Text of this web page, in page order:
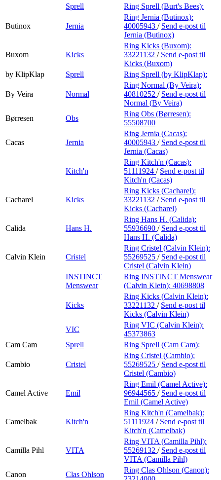
Sprell
Ring Sprell (Burt's Bees):
Butinox Jernia
Ring Jernia (Butinox):
40005943 / Send e-post til
Jernia (Butinox)
Buxom Kicks
Ring Kicks (Buxom):
33221132 / Send e-post til
Kicks (Buxom)
by KlipKlap
Sprell Ring Sprell (by KlipKlap):
By Veira Normal
Ring Normal (By Veira):
40810252 / Send e-post til
Normal (By Veira)
Børresen
Obs
Ring Obs (Børresen):
55508700
Cacas Jernia
Ring Jernia (Cacas):
40005943 / Send e-post til
Jernia (Cacas)
Kitch'n
Ring Kitch'n (Cacas):
51111924 / Send e-post til
Kitch'n (Cacas)
Cacharel Kicks
Ring Kicks (Cacharel):
33221132 / Send e-post til
Kicks (Cacharel)
Calida Hans H.
Ring Hans H. (Calida):
55936690 / Send e-post til
Hans H. (Calida)
Calvin Klein Cristel
Ring Cristel (Calvin Klein):
55269525 / Send e-post til
Cristel (Calvin Klein)
INSTINCT
Menswear
Ring INSTINCT Menswear
(Calvin Klein): 40698808
Kicks
Ring Kicks (Calvin Klein):
33221132 / Send e-post til
Kicks (Calvin Klein)
VIC
Ring VIC (Calvin Klein):
45373863
Cam Cam
Sprell Ring Sprell (Cam Cam):
Cambio Cristel
Ring Cristel (Cambio):
55269525 / Send e-post til
Cristel (Cambio)
Camel Active Emil
Ring Emil (Camel Active):
96944565 / Send e-post til
Emil (Camel Active)
Camelbak Kitch'n
Ring Kitch'n (Camelbak):
51111924 / Send e-post til
Kitch'n (Camelbak)
Camilla Pihl VITA
Ring VITA (Camilla Pihl):
55269132 / Send e-post til
VITA (Camilla Pihl)
Canon
Clas Ohlson
Ring Clas Ohlson (Canon):